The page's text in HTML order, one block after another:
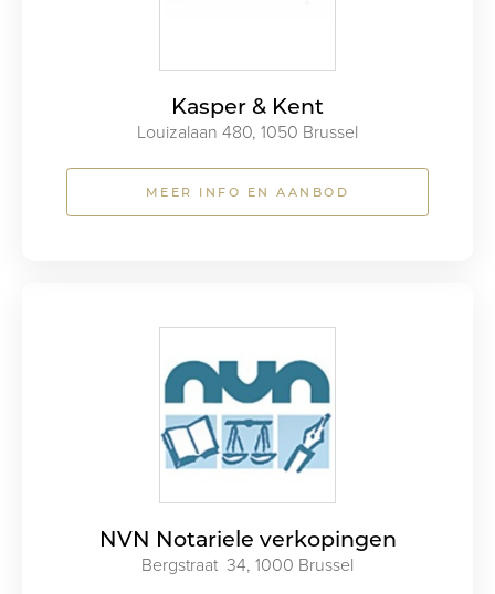
Kasper & Kent
Louizalaan 480, 1050 Brussel
MEER INFO EN AANBOD
NVN Notariele verkopingen
Bergstraat 34, 1000 Brussel